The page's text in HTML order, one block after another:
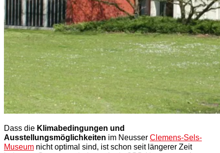
Dass die Klimabedingungen und
Ausstellungsmöglichkeiten im Neusser Clemens-Sels-
Museum nicht optimal sind, ist schon seit längerer Zeit